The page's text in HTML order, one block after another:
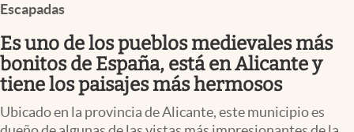
Escapadas
Es uno de los pueblos medievales más
bonitos de España, está en Alicante y
tiene los paisajes más hermosos
Ubicado en la provincia de Alicante, este municipio es